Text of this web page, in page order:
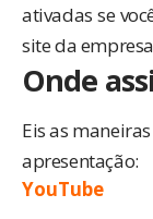
ativadas se
site da
Onde
Eis as
apresentação:
YouTube